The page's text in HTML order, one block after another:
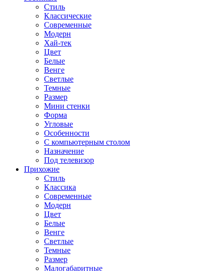
Стиль
Классические
Современные
Модерн
Хай-тек
Цвет
Белые
Венге
Светлые
Темные
Размер
Мини стенки
Форма
Угловые
Особенности
С компьютерным столом
Назначение
Под телевизор
Прихожие
Стиль
Классика
Современные
Модерн
Цвет
Белые
Венге
Светлые
Темные
Размер
Малогабаритные